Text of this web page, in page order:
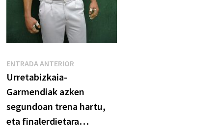
Navegación
de
entradas
ENTRADA ANTERIOR
Urretabizkaia-
Garmendiak azken
segundoan trena hartu,
eta finalerdietara…